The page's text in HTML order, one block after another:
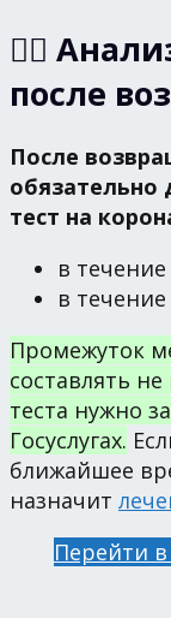
👩‍⚕️
после
После
тест на
в
в
Промежуток
составлять
теста нужно
Госуслугах.
ближайшее
назначит
Перейти